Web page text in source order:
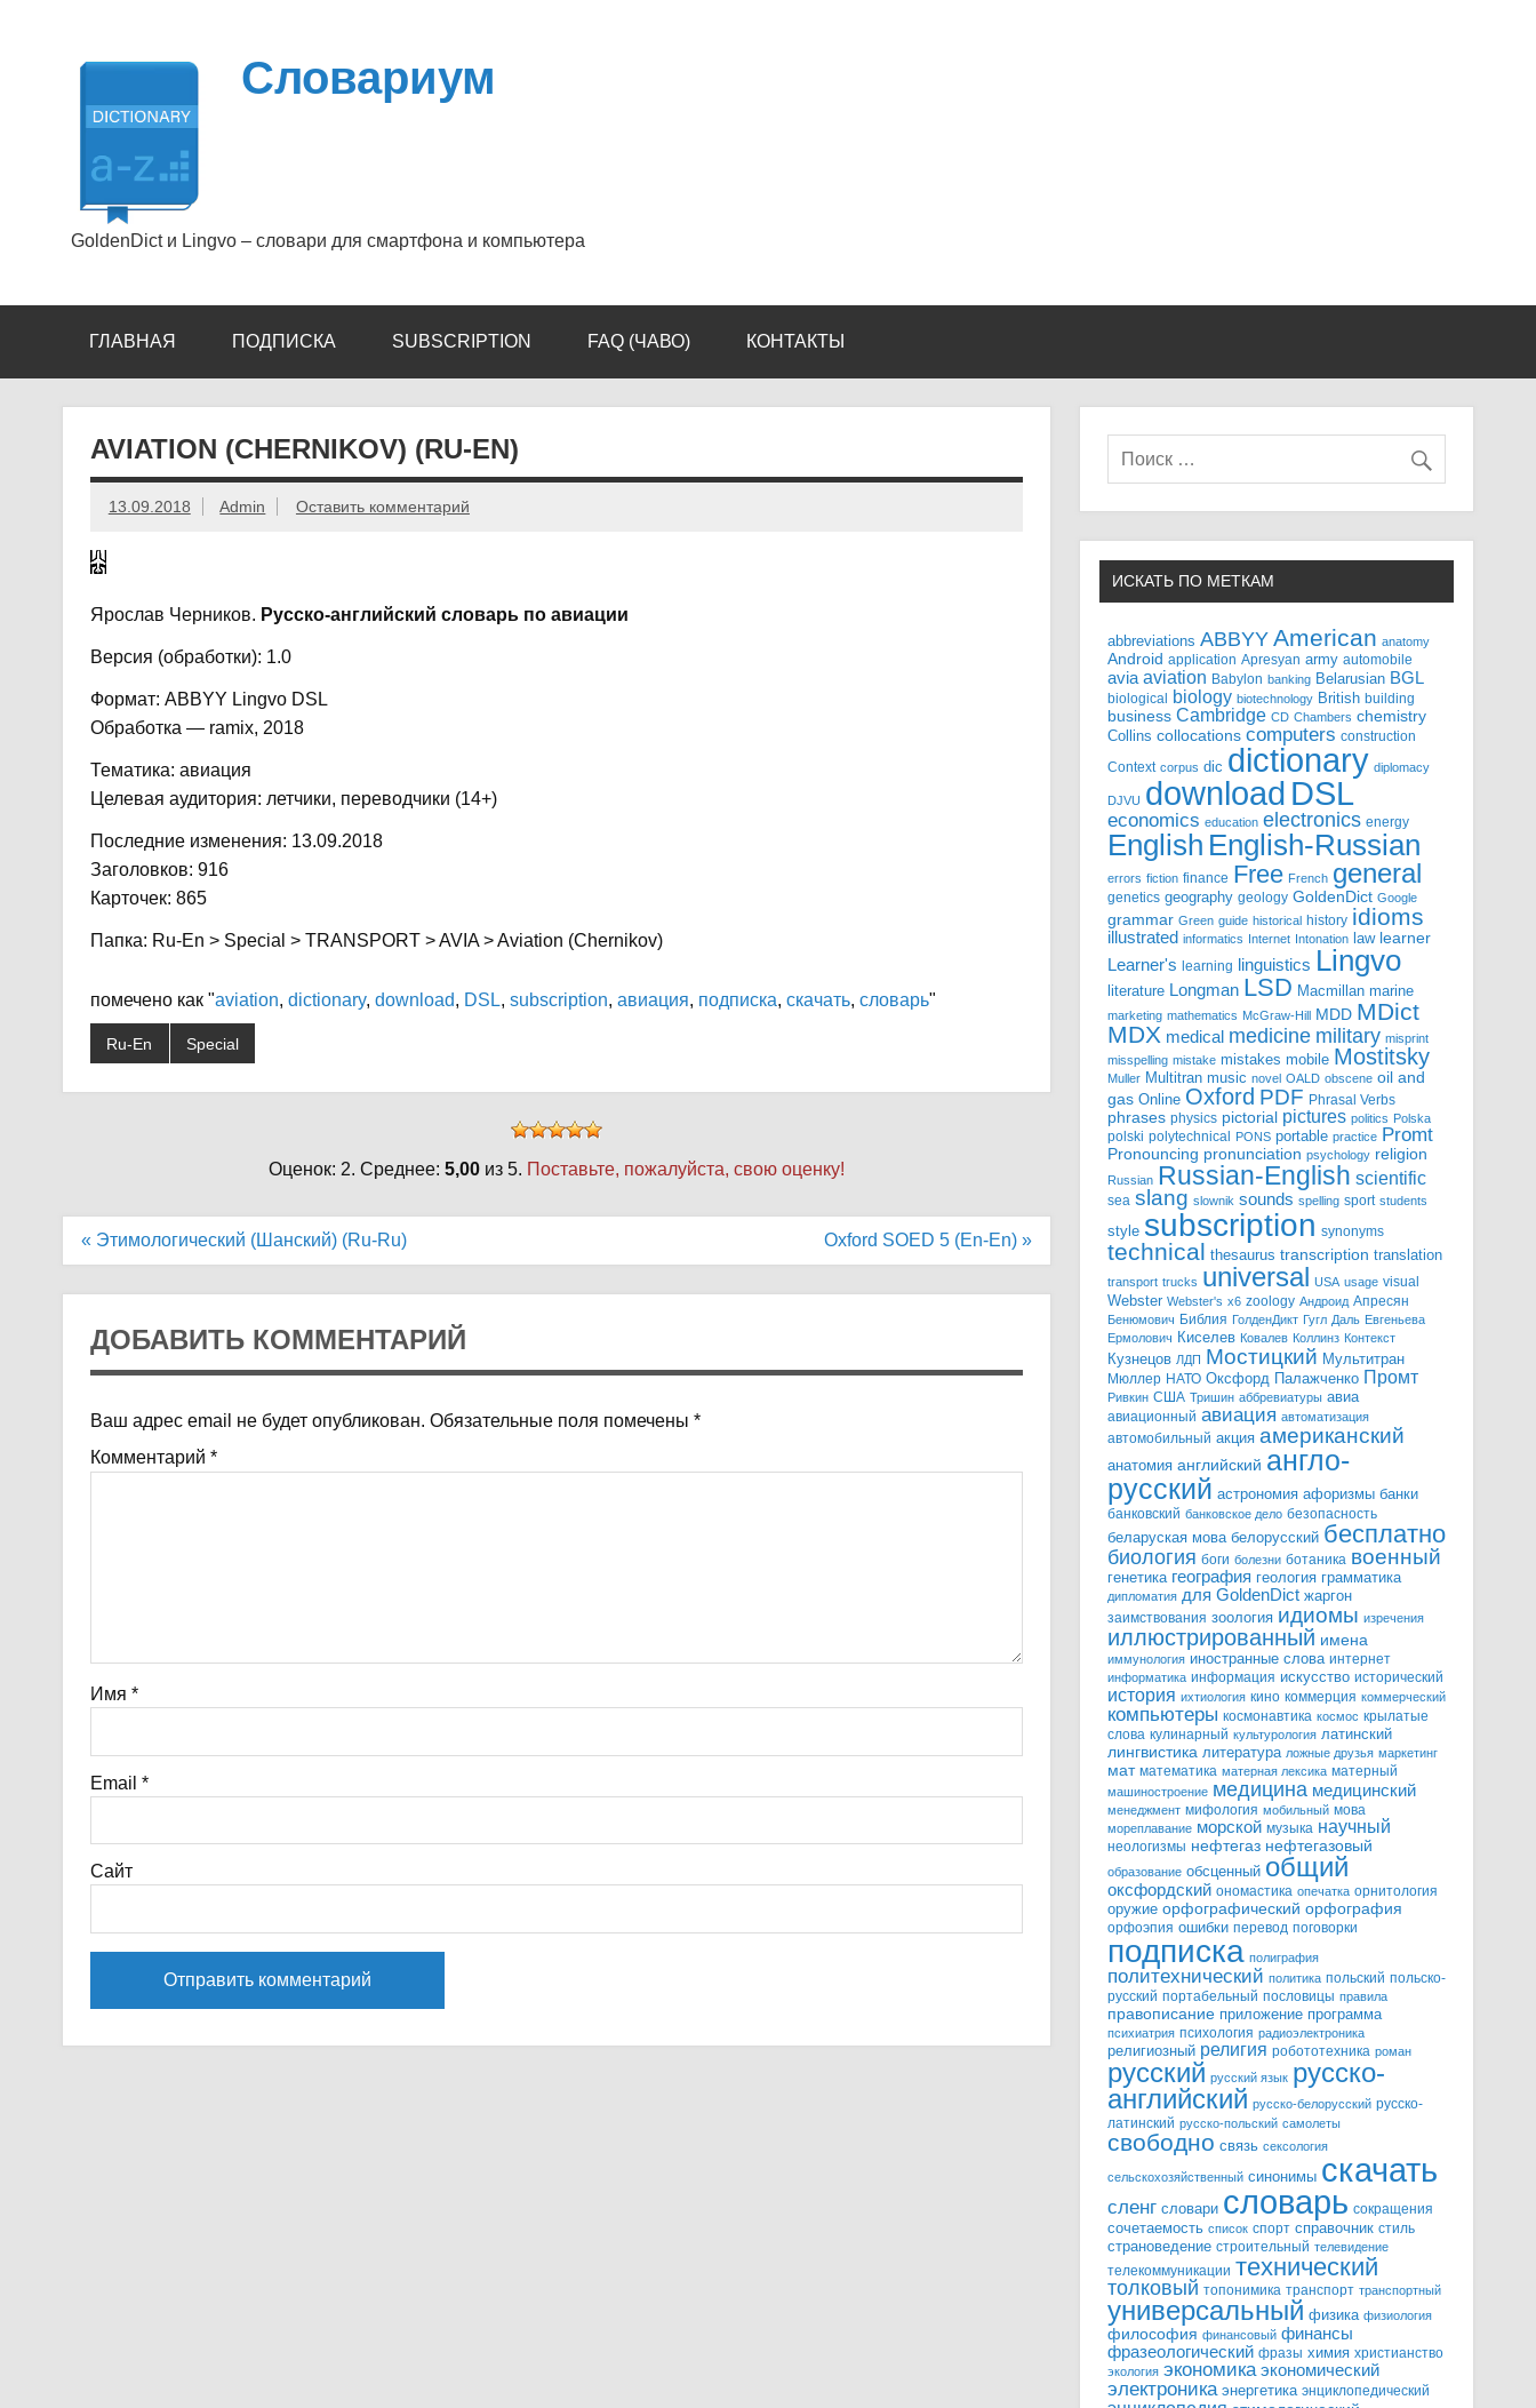
Словариум
GoldenDict и Lingvo – словари для смартфона и компьютера
ГЛАВНАЯ ПОДПИСКА SUBSCRIPTION FAQ (ЧАВО) КОНТАКТЫ
AVIATION (CHERNIKOV) (RU-EN)
13.09.2018 Admin Оставить комментарий
Ярослав Черников. Русско-английский словарь по авиации
Версия (обработки): 1.0
Формат: ABBYY Lingvo DSL
Обработка — ramix, 2018
Тематика: авиация
Целевая аудитория: летчики, переводчики (14+)
Последние изменения: 13.09.2018
Заголовков: 916
Карточек: 865
Папка: Ru-En > Special > TRANSPORT > AVIA > Aviation (Chernikov)
помечено как "aviation, dictionary, download, DSL, subscription, авиация, подписка, скачать, словарь"
Ru-En Special
Оценок: 2. Среднее: 5,00из 5. Поставьте, пожалуйста, свою оценку!
Навигация
« Этимологический (Шанский) (Ru-Ru) Oxford SOED 5 (En-En) »
ДОБАВИТЬ КОММЕНТАРИЙ
Ваш адрес email не будет опубликован. Обязательные поля помечены *
Комментарий *
Имя *
Email *
Сайт
ИСКАТЬ ПО МЕТКАМ
abbreviations ABBYY American anatomy
Android application Apresyan army automobile
avia aviation Babylon banking Belarusian BGL
biological biology biotechnology British building
business Cambridge CD Chambers chemistry
Collins collocations computers construction
Context corpus dic dictionary diplomacy
DJVU download DSL
economics education electronics energy
English English-Russian
errors fiction finance Free French general
genetics geography geology GoldenDict Google
grammar Green guide historical history idioms
illustrated informatics Internet Intonation law learner
Learner's learning linguistics Lingvo
literature Longman LSD Macmillan marine
marketing mathematics McGraw-Hill MDD MDict
MDX medical medicine military misprint
misspelling mistake mistakes mobile Mostitsky
Muller Multitran music novel OALD obscene oil and
gas Online Oxford PDF Phrasal Verbs
phrases physics pictorial pictures politics Polska
polski polytechnical PONS portable practice Promt
Pronouncing pronunciation psychology religion
Russian Russian-English scientific
sea slang slownik sounds spelling sport students
style subscription synonyms
technical thesaurus transcription translation
transport trucks universal USA usage visual
Webster Webster's x6 zoology Андроид Апресян
Бенюмович Библия ГолденДикт Гугл Даль Евгеньева
Ермолович Киселев Ковалев Коллинз Контекст
Кузнецов ЛДП Мостицкий Мультитран
Мюллер НАТО Оксфорд Палажченко Промт
Ривкин США Тришин аббревиатуры авиа
авиационный авиация автоматизация
автомобильный акция американский
анатомия английский англо-
русский астрономия афоризмы банки
банковский банковское дело безопасность
беларуская мова белорусский бесплатно
биология боги болезни ботаника военный
генетика география геология грамматика
дипломатия для GoldenDict жаргон
заимствования зоология идиомы изречения
иллюстрированный имена
иммунология иностранные слова интернет
информатика информация искусство исторический
история ихтиология кино коммерция коммерческий
компьютеры космонавтика космос крылатые
слова кулинарный культурология латинский
лингвистика литература ложные друзья маркетинг
мат математика матерная лексика матерный
машиностроение медицина медицинский
менеджмент мифология мобильный мова
мореплавание морской музыка научный
неологизмы нефтегаз нефтегазовый
образование обсценный общий
оксфордский ономастика опечатка орнитология
оружие орфографический орфография
орфоэпия ошибки перевод поговорки
подписка полиграфия
политехнический политика польский польско-
русский портабельный пословицы правила
правописание приложение программа
психиатрия психология радиоэлектроника
религиозный религия робототехника роман
русский русский язык русско-
английский русско-белорусский русско-
латинский русско-польский самолеты
свободно связь сексология
сельскохозяйственный синонимы скачать
сленг словари словарь сокращения
сочетаемость список спорт справочник стиль
страноведение строительный телевидение
телекоммуникации технический
толковый топонимика транспорт транспортный
универсальный физика физиология
философия финансовый финансы
фразеологический фразы химия христианство
экология экономика экономический
электроника энергетика энциклопедический